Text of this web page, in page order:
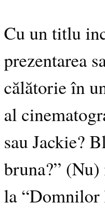
Cu un titlu
prezentarea
călătorie în
al
sau Jackie?
bruna?”
la “Domnilor